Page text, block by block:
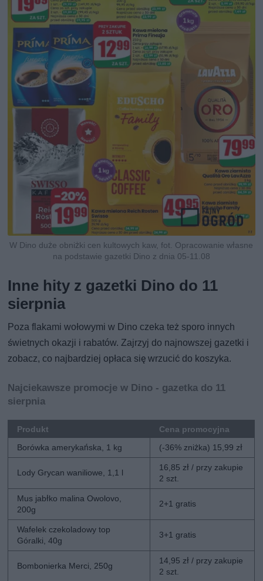
W Dino duże obniżki cen kultowych kaw, fot. Opracowanie własne
na podstawie gazetki Dino z dnia 05-11.08
Inne hity z gazetki Dino do 11
sierpnia
Poza flakami wołowymi w Dino czeka też sporo innych
świetnych okazji i rabatów. Zajrzyj do najnowszej gazetki i
zobacz, co najbardziej opłaca się wrzucić do koszyka.
Najciekawsze promocje w Dino - gazetka do 11
sierpnia
Produkt
Cena promocyjna
Borówka amerykańska, 1 kg
(-36% zniżka) 15,99 zł
Lody Grycan waniliowe, 1,1 l
16,85 zł / przy zakupie
2 szt.
Mus jabłko malina Owolovo,
200g
2+1 gratis
Wafelek czekoladowy top
Góralki, 40g
3+1 gratis
Bombonierka Merci, 250g
14,95 zł / przy zakupie
2 szt.